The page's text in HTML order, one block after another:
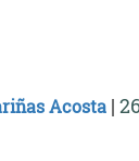
Acosta |